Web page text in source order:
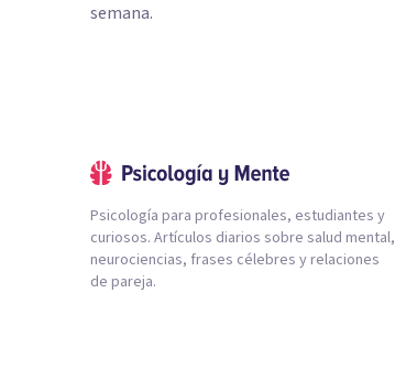
semana.
Psicología para profesionales, estudiantes y
curiosos. Artículos diarios sobre salud mental,
neurociencias, frases célebres y relaciones
de pareja.